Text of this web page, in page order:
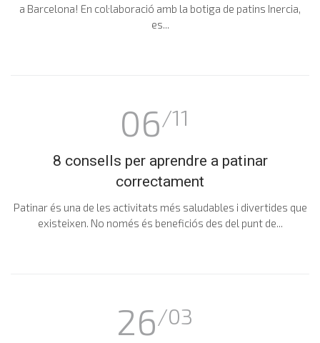
a Barcelona! En col·laboració amb la botiga de patins Inercia,
es...
06/11
8 consells per aprendre a patinar
correctament
Patinar és una de les activitats més saludables i divertides que
existeixen. No només és beneficiós des del punt de...
26/03